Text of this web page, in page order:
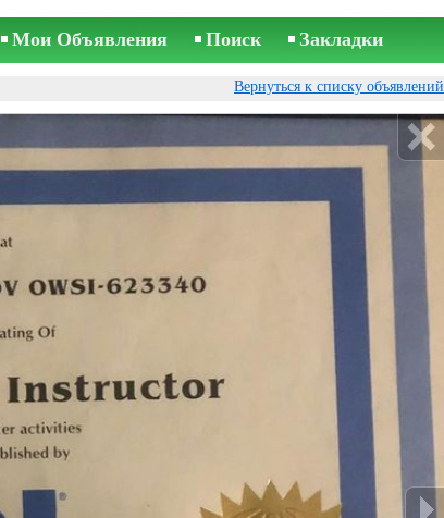
Мои Объявления Поиск Закладки
Вернуться к списку объявлений